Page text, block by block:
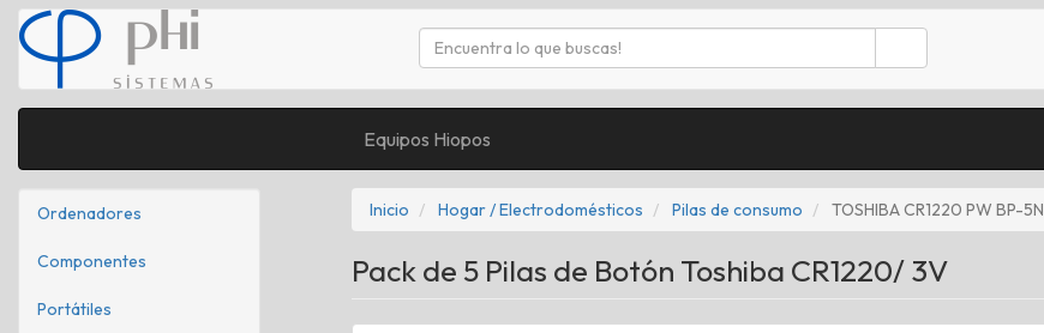
Equipos Hiopos
Ordenadores
Componentes
Portátiles
Inicio Hogar / Electrodomésticos Pilas de consumo TOSHIBA CR1220 PW BP-5N
Pack de 5 Pilas de Botón Toshiba CR1220/ 3V